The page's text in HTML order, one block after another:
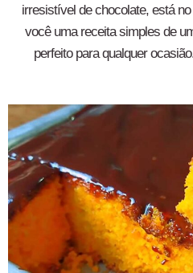
irresistível de chocolate, está
você uma receita simples de
perfeito para qualquer